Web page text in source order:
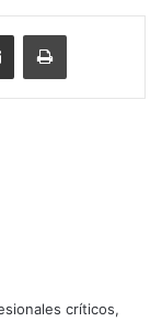
Share via Email Print
críticos,